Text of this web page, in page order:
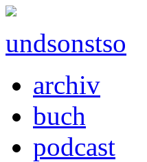
undsonstso
archiv
buch
podcast